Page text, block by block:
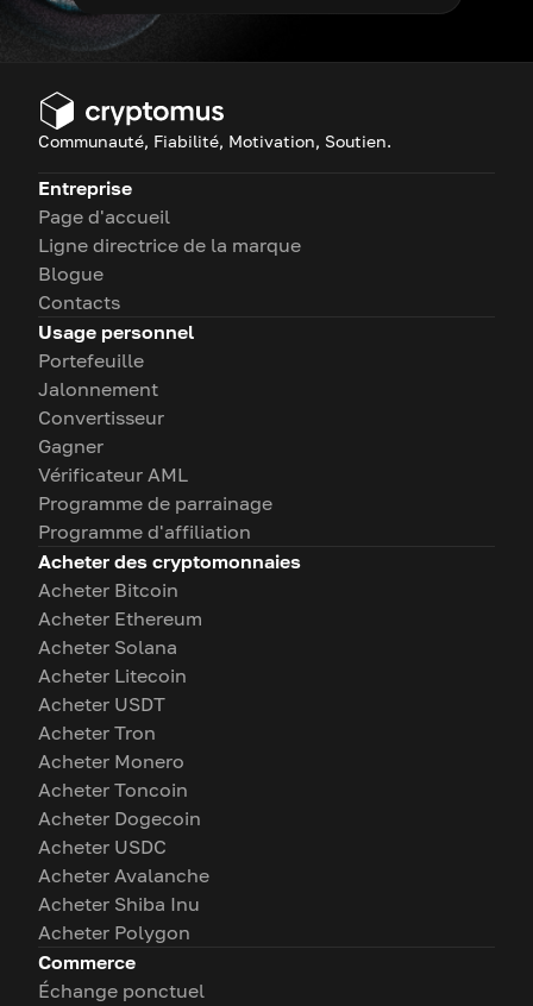
Communauté, Fiabilité, Motivation, Soutien.
Entreprise
Page d'accueil
Ligne directrice de la marque
Blogue
Contacts
Usage personnel
Portefeuille
Jalonnement
Convertisseur
Gagner
Vérificateur AML
Programme de parrainage
Programme d'affiliation
Acheter des cryptomonnaies
Acheter Bitcoin
Acheter Ethereum
Acheter Solana
Acheter Litecoin
Acheter USDT
Acheter Tron
Acheter Monero
Acheter Toncoin
Acheter Dogecoin
Acheter USDC
Acheter Avalanche
Acheter Shiba Inu
Acheter Polygon
Commerce
Échange ponctuel